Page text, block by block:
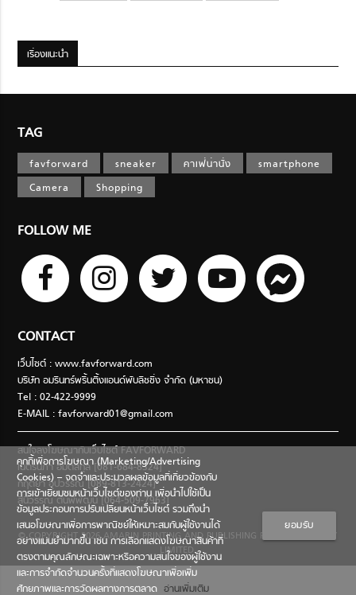
เรื่องแนะนำ
TAG
favforward sneaker คาเฟ่น่านั่ง
smartphone
Camera
Shopping
FOLLOW ME
CONTACT
เว็บไซต์ : www.favforward.com
บริษัท อมรินทร์พริ้นติ้งแอนด์พับลิชชิ่ง จำกัด (มหาชน)
Tel : 02-422-9999
E-MAIL :favforward01@gmail.com
สนใจลงโฆษณากับเว็บไซต์ FAVFORWARD
เนตรนภา อมตสกุล [081-684-8324]
กฤตยา อุปวรรณ [089-813-2424]
สินีวรรณ ตันพิพัฒน์ [064-509-7963]
© COPYRIGHT 2026 AMARIN PRINTING AND PUBLISHING PUBLIC COMPANY
LIMITED.
คุกกี้เพื่อการโฆษณา (Marketing/Advertising
Cookies) – จดจำและประมวลผลข้อมูลที่เกี่ยวข้องกับ
การเข้าเยี่ยมชมหน้าเว็บไซต์ของท่าน เพื่อนำไปใช้เป็น
ข้อมูลประกอบการปรับเปลี่ยนหน้าเว็บไซต์ รวมถึงนำ
เสนอโฆษณาเพื่อการพาณิชย์ให้เหมาะสมกับผู้ใช้งานได้
อย่างแม่นยำมากขึ้น เช่น การเลือกแสดงโฆษณาสินค้าที่
ตรงตามคุณลักษณะเฉพาะหรือความสนใจของผู้ใช้งาน
และการจำกัดจำนวนครั้งที่แสดงโฆษณาเพื่อเพิ่ม
ศักยภาพและการวัดผลทางการตลาดอ่านเพิ่มเติม
ยอมรับ